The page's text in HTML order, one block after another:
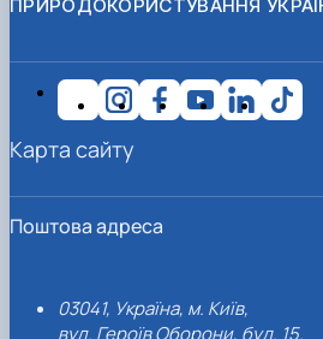
ПРИРОДОКОРИСТУВАННЯ
Поштова адреса
03041, Україна, м. Київ,
вул. Героїв Оборони, буд. 15.
Карта сайту